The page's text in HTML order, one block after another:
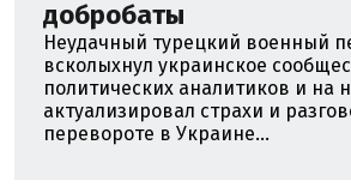
добробаты
Неудачный турецкий военный
всколыхнул украинское
политических аналитиков и на
актуализировал страхи и
перевороте в Украине...